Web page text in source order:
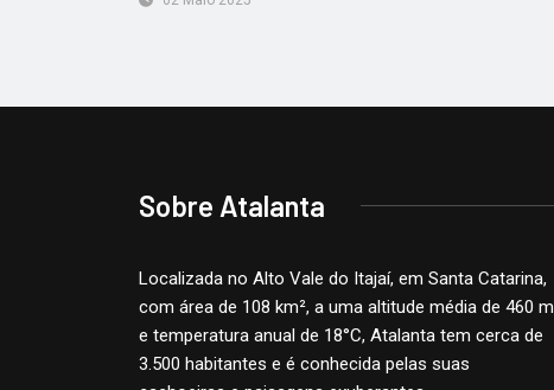
Sobre Atalanta
Localizada no Alto Vale do Itajaí, em Santa Catarina,
com área de 108 km², a uma altitude média de 460 m
e temperatura anual de 18°C, Atalanta tem cerca de
3.500 habitantes e é conhecida pelas suas